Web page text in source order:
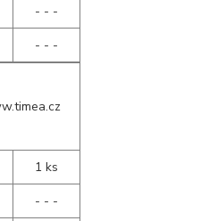
- - -
- - -
1 ks
- - -